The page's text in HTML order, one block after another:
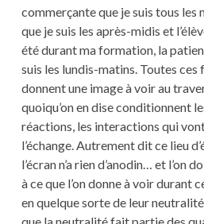
commerçante que je suis tous les
que je suis les après-midis et
été durant ma formation, la
suis les lundis-matins. Toutes
donnent une image à voir au
quoiqu’on en dise conditionnent
réactions, les interactions qui
l’échange. Autrement dit ce lieu
l’écran n’a rien d’anodin… et l’on
à ce que l’on donne à voir durant
en quelque sorte de leur